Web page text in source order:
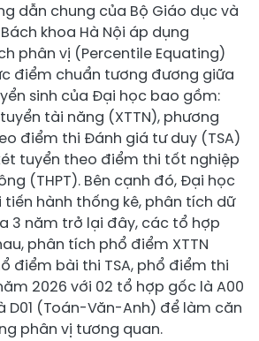
dẫn chung của Bộ Giáo dục và
khoa Hà Nội áp dụng
phân vị (Percentile Equating)
điểm chuẩn tương đương giữa
sinh của Đại học bao gồm:
tài năng (XTTN), phương
điểm thi Đánh giá tư duy (TSA)
tuyển theo điểm thi tốt nghiệp
(THPT). Bên cạnh đó, Đại học
tiến hành thống kê, phân tích dữ
3 năm trở lại đây, các tổ hợp
phân tích phổ điểm XTTN
điểm bài thi TSA, phổ điểm thi
2026 với 02 tổ hợp gốc là A00
D01 (Toán-Văn-Anh) để làm căn
phân vị tương quan.